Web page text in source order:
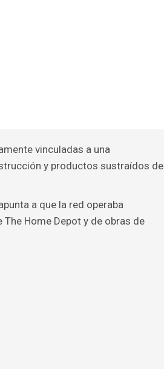
vinculadas a una
y productos sustraídos de
a que la red operaba
Home Depot y de obras de